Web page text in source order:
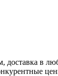
доставка в